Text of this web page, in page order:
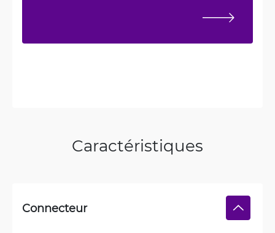
Caractéristiques
Connecteur